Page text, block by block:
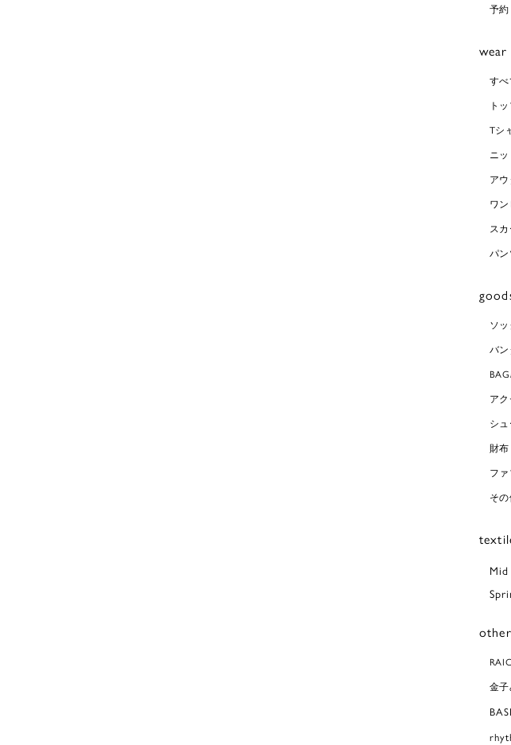
予
wear
す
ト
Tシ
ニッ
ア
ワ
ス
パン
ソ
バ
ア
シ
財布
フ
そ
other
金子